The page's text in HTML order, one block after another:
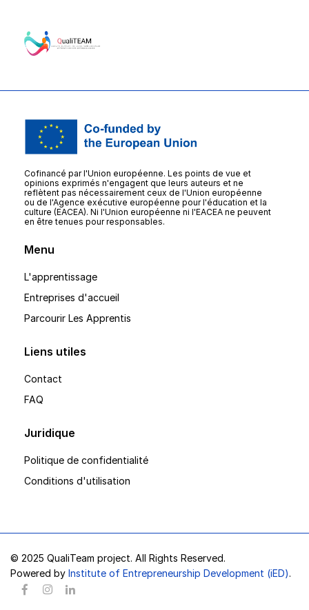
Cofinancé par l'Union européenne. Les points de vue et
opinions exprimés n'engagent que leurs auteurs et ne
reflètent pas nécessairement ceux de l'Union européenne
ou de l'Agence exécutive européenne pour l'éducation et la
culture (EACEA). Ni l'Union européenne ni l'EACEA ne peuvent
en être tenues pour responsables.
Menu
L'apprentissage
Entreprises d'accueil
Parcourir Les Apprentis
Liens utiles
Contact
FAQ
Juridique
Politique de confidentialité
Conditions d'utilisation
© 2025 QualiTeam project. All Rights Reserved.
Powered by Institute of Entrepreneurship Development (iED).